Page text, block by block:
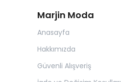
Marjin Moda
Anasayfa
Hakkımızda
Güvenli Alışveriş